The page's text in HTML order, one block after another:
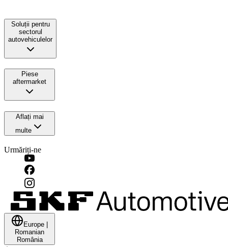
Soluții pentru
sectorul
autovehiculelor
Piese
aftermarket
Aflați mai
multe
Urmăriți-ne
Europe
Romanian
România